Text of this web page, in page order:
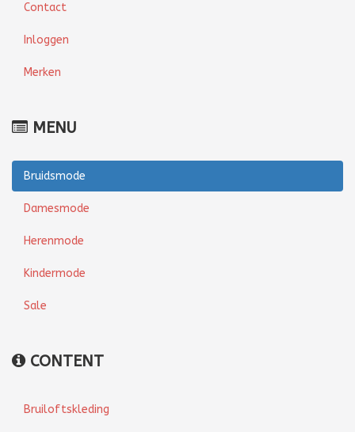
Contact
Inloggen
Merken
MENU
Bruidsmode
Damesmode
Herenmode
Kindermode
Sale
CONTENT
Bruiloftskleding